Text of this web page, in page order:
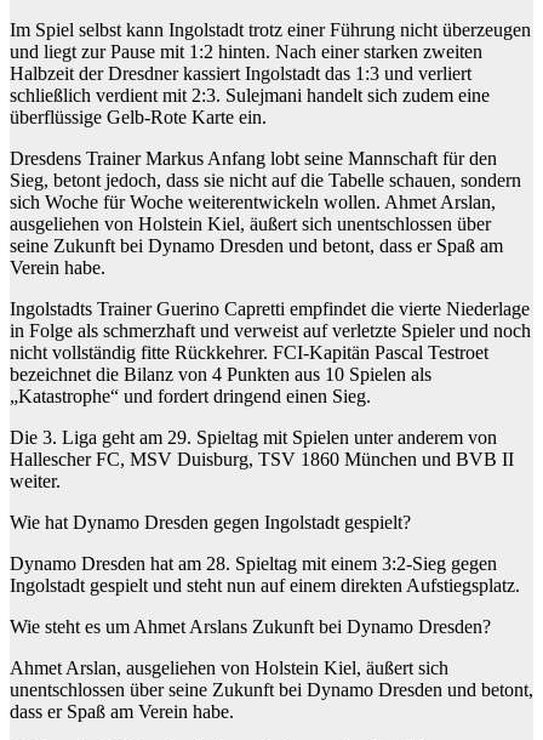
Im Spiel selbst kann Ingolstadt trotz einer Führung nicht überzeugen
und liegt zur Pause mit 1:2 hinten. Nach einer starken zweiten
Halbzeit der Dresdner kassiert Ingolstadt das 1:3 und verliert
schließlich verdient mit 2:3. Sulejmani handelt sich zudem eine
überflüssige Gelb-Rote Karte ein.
Dresdens Trainer Markus Anfang lobt seine Mannschaft für den
Sieg, betont jedoch, dass sie nicht auf die Tabelle schauen, sondern
sich Woche für Woche weiterentwickeln wollen. Ahmet Arslan,
ausgeliehen von Holstein Kiel, äußert sich unentschlossen über
seine Zukunft bei Dynamo Dresden und betont, dass er Spaß am
Verein habe.
Ingolstadts Trainer Guerino Capretti empfindet die vierte Niederlage
in Folge als schmerzhaft und verweist auf verletzte Spieler und noch
nicht vollständig fitte Rückkehrer. FCI-Kapitän Pascal Testroet
bezeichnet die Bilanz von 4 Punkten aus 10 Spielen als
„Katastrophe“ und fordert dringend einen Sieg.
Die 3. Liga geht am 29. Spieltag mit Spielen unter anderem von
Hallescher FC, MSV Duisburg, TSV 1860 München und BVB II
weiter.
Wie hat Dynamo Dresden gegen Ingolstadt gespielt?
Dynamo Dresden hat am 28. Spieltag mit einem 3:2-Sieg gegen
Ingolstadt gespielt und steht nun auf einem direkten Aufstiegsplatz.
Wie steht es um Ahmet Arslans Zukunft bei Dynamo Dresden?
Ahmet Arslan, ausgeliehen von Holstein Kiel, äußert sich
unentschlossen über seine Zukunft bei Dynamo Dresden und betont,
dass er Spaß am Verein habe.